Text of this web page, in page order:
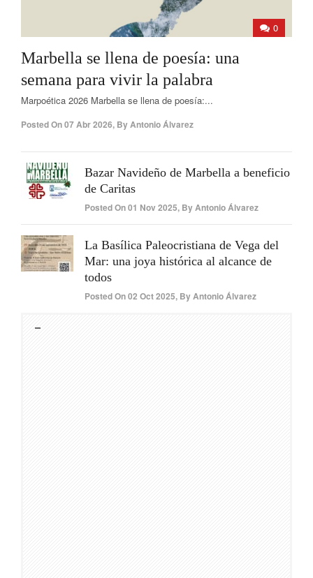
0
Marbella se llena de poesía: una
semana para vivir la palabra
Marpoética 2026 Marbella se llena de poesía:...
Posted On07 Abr 2026, ByAntonio Álvarez
Bazar Navideño de Marbella a beneficio
de Caritas
Posted On01 Nov 2025, ByAntonio Álvarez
La Basílica Paleocristiana de Vega del
Mar: una joya histórica al alcance de
todos
Posted On02 Oct 2025, ByAntonio Álvarez